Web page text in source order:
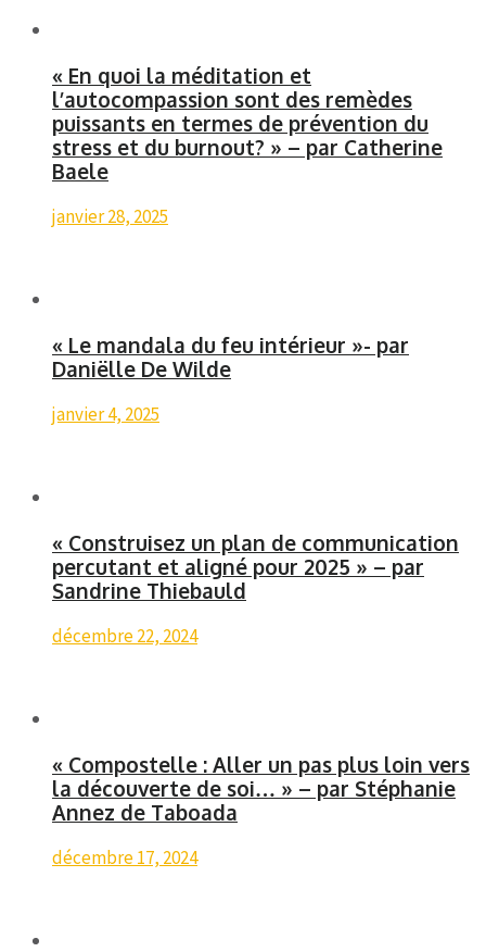
« En quoi la méditation et
l’autocompassion sont des remèdes
puissants en termes de prévention du
stress et du burnout? » – par Catherine
Baele
janvier 28, 2025
« Le mandala du feu intérieur »- par
Daniëlle De Wilde
janvier 4, 2025
« Construisez un plan de communication
percutant et aligné pour 2025 » – par
Sandrine Thiebauld
décembre 22, 2024
« Compostelle : Aller un pas plus loin vers
la découverte de soi… » – par Stéphanie
Annez de Taboada
décembre 17, 2024